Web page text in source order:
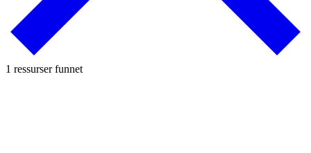
1 ressurser funnet